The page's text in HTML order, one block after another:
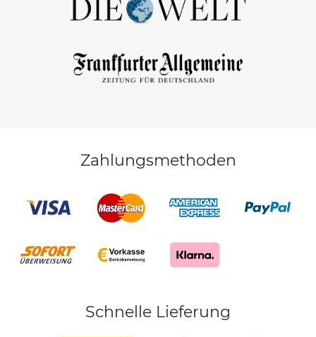
Zahlungsmethoden
Schnelle Lieferung